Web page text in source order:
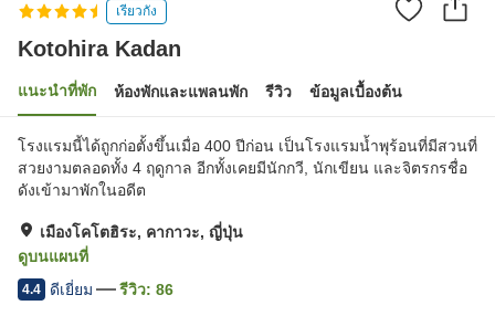
เรียวกัง
Kotohira Kadan
แนะนำที่พัก ห้องพักและแพลนพัก รีวิว ข้อมูลเบื้องต้น
โรงแรมนี้ได้ถูกก่อตั้งขึ้นเมื่อ 400 ปีก่อน เป็นโรงแรมน้ำพุร้อนที่มีสวนที่
สวยงามตลอดทั้ง 4 ฤดูกาล อีกทั้งเคยมีนักกวี, นักเขียน และจิตรกรชื่อ
ดังเข้ามาพักในอดีต
เมืองโคโตฮิระ, คากาวะ, ญี่ปุ่น
ดูบนแผนที่
4.4 ดีเยี่ยม รีวิว: 86